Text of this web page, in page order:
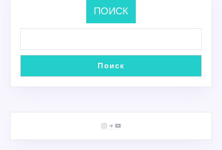
ПОИСК
Поиск
Instagram
Telegram
YouTube